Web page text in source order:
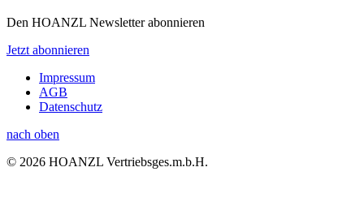
Den HOANZL Newsletter abonnieren
Jetzt abonnieren
Impressum
AGB
Datenschutz
nach oben
© 2026 HOANZL Vertriebsges.m.b.H.